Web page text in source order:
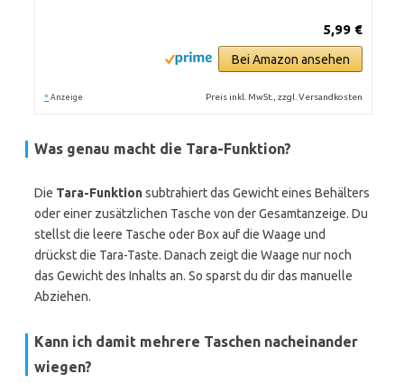
5,99 €
Bei Amazon ansehen
* Anzeige Preis inkl. MwSt., zzgl. Versandkosten
Was genau macht die Tara-Funktion?
Die Tara-Funktionsubtrahiert das Gewicht eines Behälters
oder einer zusätzlichen Tasche von der Gesamtanzeige. Du
stellst die leere Tasche oder Box auf die Waage und
drückst die Tara-Taste. Danach zeigt die Waage nur noch
das Gewicht des Inhalts an. So sparst du dir das manuelle
Abziehen.
Kann ich damit mehrere Taschen nacheinander
wiegen?